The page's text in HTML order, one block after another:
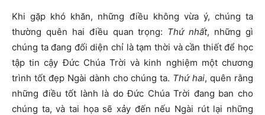
Khi gặp khó khăn, những điều không vừa ý, chúng ta
thường quên hai điều quan trọng: Thứ nhất, những gì
chúng ta đang đối diện chỉ là tạm thời và cần thiết để học
tập tin cậy Đức Chúa Trời và kinh nghiệm một chương
trình tốt đẹp Ngài dành cho chúng ta. Thứ hai, quên rằng
những điều tốt lành là do Đức Chúa Trời đang ban cho
chúng ta, và tai họa sẽ xảy đến nếu Ngài rút lại những